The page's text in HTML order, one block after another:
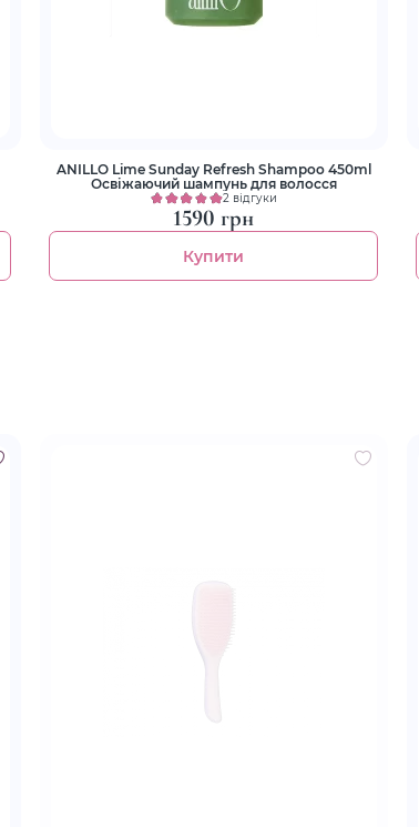
ANILLO Lime Sunday Refresh Shampoo 450ml
Освіжаючий шампунь для волосся
2 відгуки
1590 грн
Купити